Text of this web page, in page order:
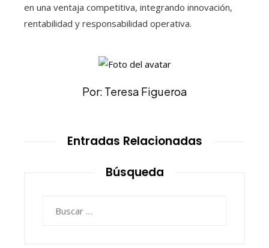
en una ventaja competitiva, integrando innovación,
rentabilidad y responsabilidad operativa.
Por: Teresa Figueroa
Entradas Relacionadas
Búsqueda